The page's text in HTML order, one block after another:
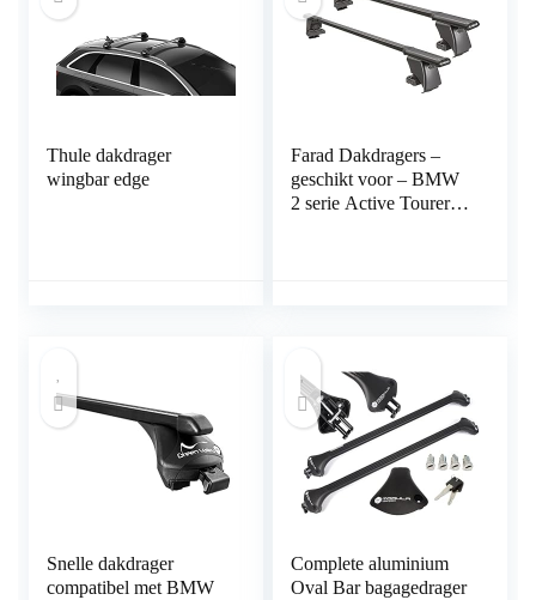
Thule dakdrager
wingbar edge
Farad Dakdragers –
geschikt voor – BMW
2 serie Active Tourer
Snelle dakdrager
compatibel met BMW
Complete aluminium
Oval Bar bagagedrager